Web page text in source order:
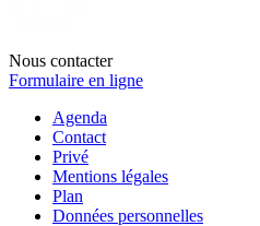
Nous contacter
Formulaire en ligne
Agenda
Contact
Privé
Mentions légales
Plan
Données personnelles